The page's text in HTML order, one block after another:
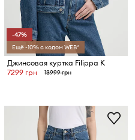
-47%
Ещё -10% с кодом WEB*
Джинсовая куртка Filippa K
7299 грн
13999 грн